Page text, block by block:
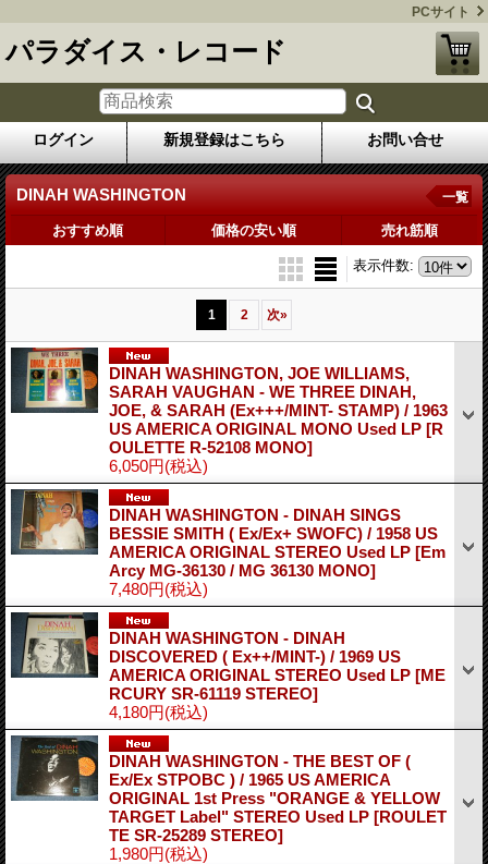
PCサイト
パラダイス・レコード
ログイン 新規登録はこちら お問い合せ
DINAH WASHINGTON 一覧
おすすめ順 価格の安い順 売れ筋順
表示件数:
1 2 次»
DINAH WASHINGTON, JOE WILLIAMS,
SARAH VAUGHAN - WE THREE DINAH,
JOE, & SARAH (Ex+++/MINT- STAMP) / 1963
US AMERICA ORIGINAL MONO Used LP [R
OULETTE R-52108 MONO]
6,050円(税込)
DINAH WASHINGTON - DINAH SINGS
BESSIE SMITH ( Ex/Ex+ SWOFC) / 1958 US
AMERICA ORIGINAL STEREO Used LP [Em
Arcy MG-36130 / MG 36130 MONO]
7,480円(税込)
DINAH WASHINGTON - DINAH
DISCOVERED ( Ex++/MINT-) / 1969 US
AMERICA ORIGINAL STEREO Used LP [ME
RCURY SR-61119 STEREO]
4,180円(税込)
DINAH WASHINGTON - THE BEST OF (
Ex/Ex STPOBC ) / 1965 US AMERICA
ORIGINAL 1st Press "ORANGE & YELLOW
TARGET Label" STEREO Used LP [ROULET
TE SR-25289 STEREO]
1,980円(税込)